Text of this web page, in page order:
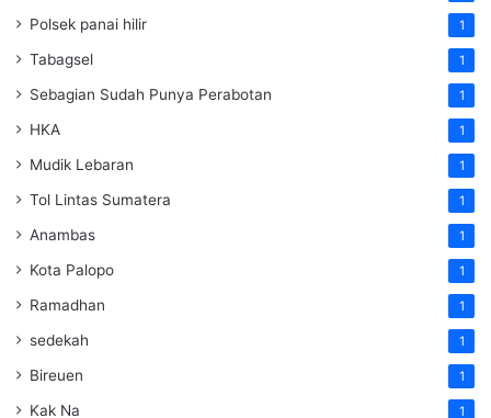
Polsek panai hilir 1
Tabagsel 1
Sebagian Sudah Punya Perabotan 1
HKA 1
Mudik Lebaran 1
Tol Lintas Sumatera 1
Anambas 1
Kota Palopo 1
Ramadhan 1
sedekah 1
Bireuen 1
Kak Na 1